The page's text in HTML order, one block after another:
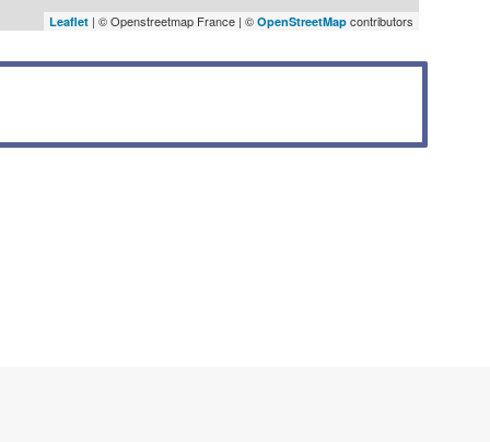
Leaflet | © Openstreetmap France | ©OpenStreetMap contributors